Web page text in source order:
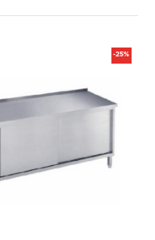
-25%